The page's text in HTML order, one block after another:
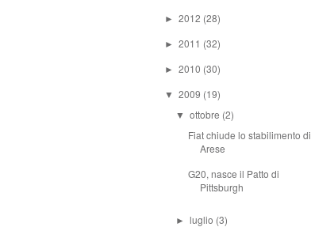
► 2012 (28)
► 2011 (32)
► 2010 (30)
▼ 2009 (19)
▼ottobre (2)
Fiat chiude lo stabilimento di
Arese
G20, nasce il Patto di
Pittsburgh
► luglio (3)